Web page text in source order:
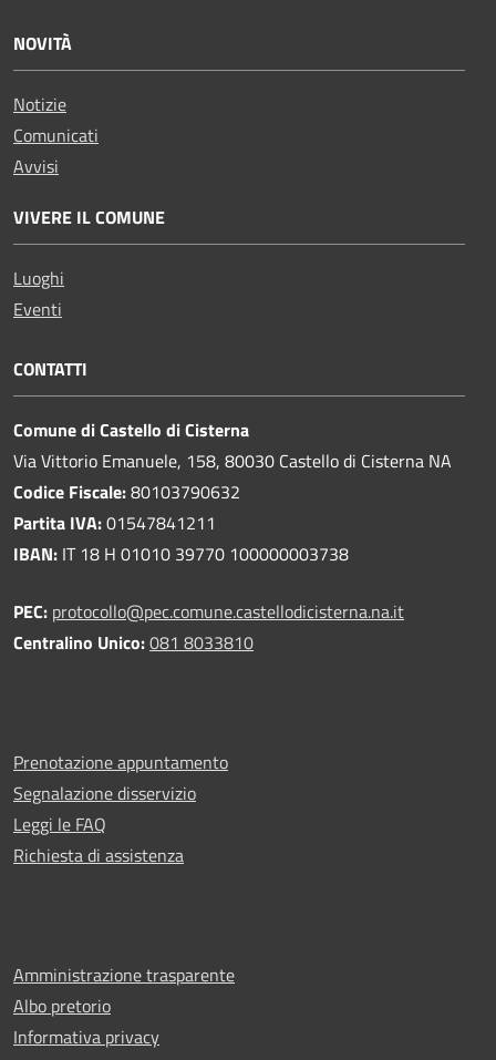
NOVITÀ
Notizie
Comunicati
Avvisi
VIVERE IL COMUNE
Luoghi
Eventi
CONTATTI
Comune di Castello di Cisterna
Via Vittorio Emanuele, 158, 80030 Castello di Cisterna NA
Codice Fiscale:80103790632
Partita IVA:01547841211
IBAN: IT 18 H 01010 39770 100000003738
PEC: protocollo@pec.comune.castellodicisterna.na.it
Centralino Unico:081 8033810
Prenotazione appuntamento
Segnalazione disservizio
Leggi le FAQ
Richiesta di assistenza
Amministrazione trasparente
Albo pretorio
Informativa privacy